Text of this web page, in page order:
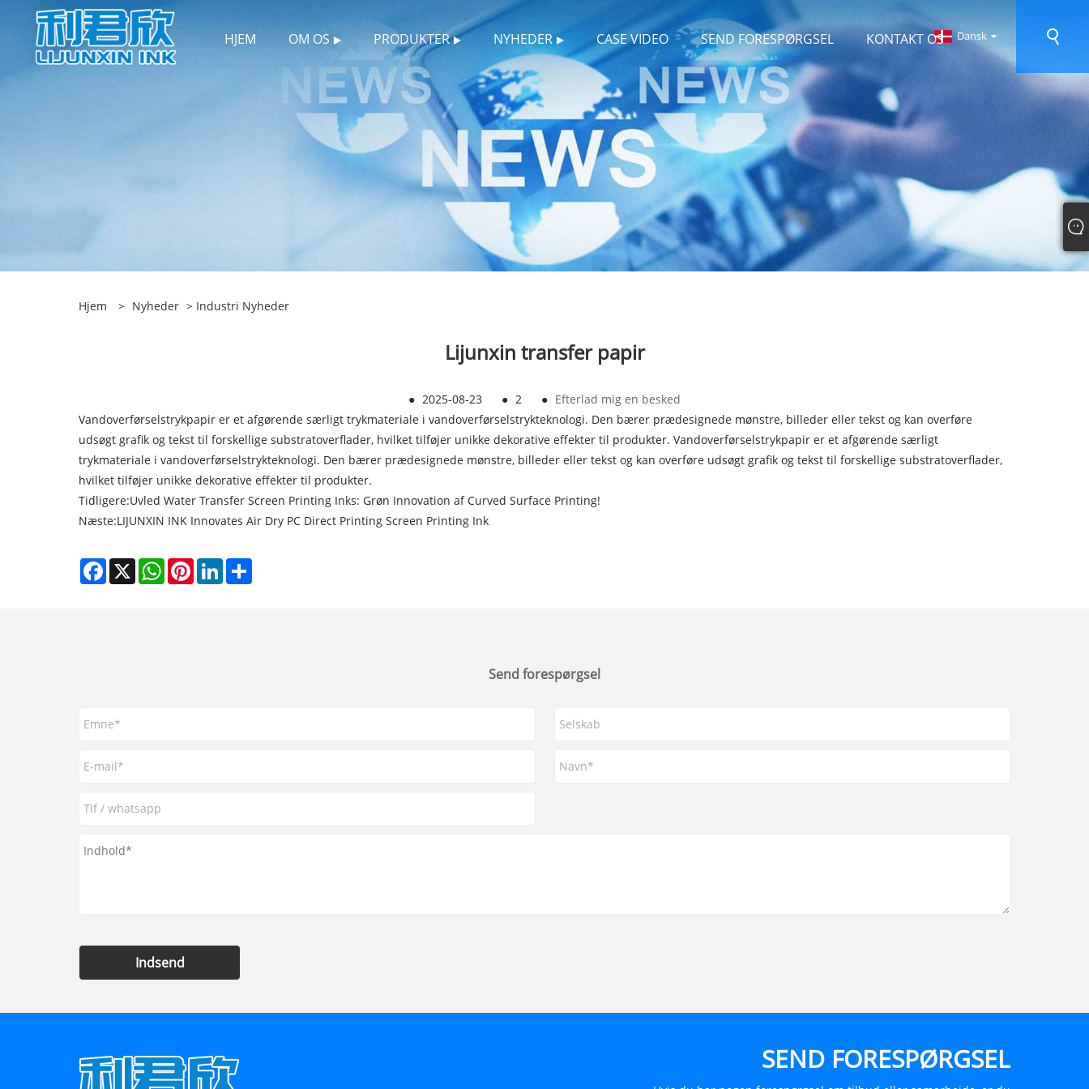
HJEM OM OS PRODUKTER NYHEDER CASE VIDEO SEND FORESPØRGSEL KONTAKT OS Dansk
Hjem > Nyheder > Industri Nyheder
Lijunxin transfer papir
● 2025-08-23 ● 2 ● Efterlad mig en besked
Vandoverførselstrykpapir er et afgørende særligt trykmateriale i vandoverførselstrykteknologi. Den bærer prædesignede mønstre, billeder eller tekst og kan overføre
udsøgt grafik og tekst til forskellige substratoverflader, hvilket tilføjer unikke dekorative effekter til produkter. Vandoverførselstrykpapir er et afgørende særligt
trykmateriale i vandoverførselstrykteknologi. Den bærer prædesignede mønstre, billeder eller tekst og kan overføre udsøgt grafik og tekst til forskellige substratoverflader,
hvilket tilføjer unikke dekorative effekter til produkter.
Tidligere:Uvled Water Transfer Screen Printing Inks: Grøn Innovation af Curved Surface Printing!
Næste:LIJUNXIN INK Innovates Air Dry PC Direct Printing Screen Printing Ink
Facebook
X WhatsAppPinterestLinkedIn
Send forespørgsel
Indsend
SEND FORESPØRGSEL